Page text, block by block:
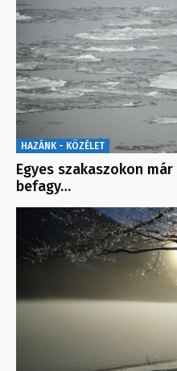
HAZÁNK - KÖZÉLET
Egyes szakaszokon
befagy…